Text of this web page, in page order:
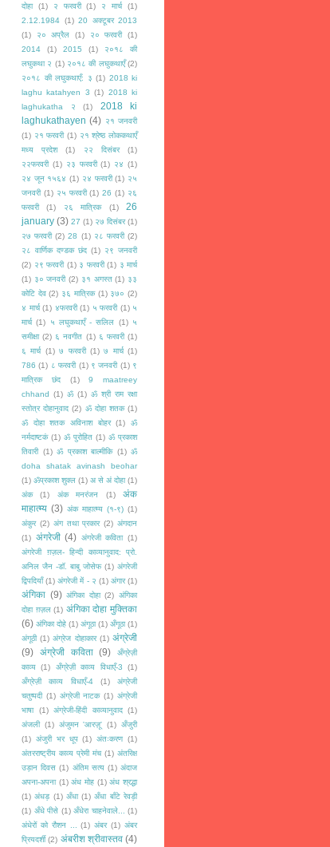
दोहा
(1) २ फरवरी (1) २ मार्च
(1)
2.12.1984 (1) 20 अक्टूबर 2013
(1)
२० अप्रैल (1) २० फरवरी
(1)
2014
(1) 2015 (1)
२०१८ की
लघुकथा २ (1) २०१८ की लघुकथाएँ (2)
२०१८ की लघुकथाएँ: ३ (1) 2018 ki
laghu katahyen 3 (1) 2018 ki
laghukatha २
(1)
2018 ki
laghukathayen (4) २१ जनवरी
(1) २१ फरवरी (1) २१ श्रेष्ठ लोककथाएँ
मध्य प्रदेश
(1) २२ दिसंबर
(1)
२२फरवरी (1) २३ फरवरी (1) २४ (1)
२४ जून १५६४ (1) २४ फरवरी (1) २५
जनवरी (1) २५ फरवरी (1) 26 (1) २६
फरवरी
(1) २६ मात्रिक (1)
26
january (3) 27 (1) २७ दिसंबर (1)
२७ फरवरी (2) 28 (1) २८ फरवरी (2)
२८ वार्णिक दण्डक छंद (1) २९ जनवरी
(2) २९ फरवरी (1) ३ फरवरी (1) ३ मार्च
(1) ३० जनवरी (2) ३१ अगस्त (1) ३३
कोटि देव (2) ३६ मात्रिक (1) ३७० (2)
४ मार्च (1) ४फरवरी (1) ५ फरवरी (1) ५
मार्च (1) ५ लघुकथाएँ - सलिल (1) ५
समीक्षा (2) ६ नवगीत (1) ६ फरवरी (1)
६ मार्च (1) ७ फरवरी (1) ७ मार्च (1)
786 (1) ८ फरवरी (1) ९ जनवरी (1) ९
मात्रिक छंद
(1)
9 maatreey
chhand (1) ॐ (1) ॐ श्री राम रक्षा
स्तोत्र दोहानुवाद (2) ॐ दोहा शतक (1)
ॐ दोहा शतक अविनाश बोहर
(1)
ॐ
नर्मदाष्टकं (1) ॐ पुरोहित (1) ॐ प्रकाश
तिवारी (1) ॐ प्रकाश बाल्मीकि (1) ॐ
doha shatak avinash beohar
(1) ॐप्रकाश शुक्ल (1) अ से अं दोहा (1)
अंक
(1) अंक मनरंजन (1)
अंक
माहात्म्य (3) अंक माहात्म्य (१-९) (1)
अंकुर (2) अंग तथा प्रकार (2) अंगदान
(1) अंगरेजी (4) अंगरेजी कविता (1)
अंगरेजी ग़ज़ल- हिन्दी काव्यानुवाद: प्रो.
अनिल जैन -डॉ. बाबु जोसेफ (1) अंगरेजी
द्विपदियाँ (1) अंगरेजी में - २ (1) अंगार (1)
अंगिका (9) अंगिका दोहा (2) अंगिका
दोहा ग़ज़ल (1) अंगिका दोहा मुक्तिका
(6) अंगिका दोहे (1) अंगूठा (1) अँगूठा (1)
अंगूठी (1) अंग्रेज दोहाकार (1) अंग्रेजी
(9)
अंग्रेजी कविता (9)
अँग्रेज़ी
काव्य (1) अँग्रेज़ी काव्य विधाएँ-3
(1)
अँग्रेज़ी काव्य विधाएँ-4
(1)
अंग्रेजी
चतुष्पदी (1) अंग्रेजी नाटक (1) अंग्रेजी
भाषा
(1) अंग्रेजी-हिंदी काव्यानुवाद (1)
अंजली (1) अंजुमन 'आरज़ू' (1) अँजुरी
(1) अंजुरी भर धूप (1) अंतःकरण (1)
अंतरराष्ट्रीय काव्य प्रेमी मंच (1) अंतरिक्ष
उड़ान दिवस (1) अंतिम सत्य (1) अंदाज
अपना-अपना (1) अंध मोह (1) अंध श्रद्धा
(1) अंधड़ (1) अँधा (1) अँधा बाँटे रेवड़ी
(1) अँधे पीसे (1) अँधेरा चाहनेवाले...
(1)
अंधेरों को रौशन ...
(1) अंबर (1) अंबर
प्रियदर्शी (2) अंबरीश श्रीवास्तव (4)